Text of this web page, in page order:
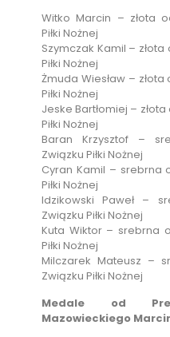
Witko Marcin – złota
Piłki Nożnej
Szymczak Kamil –
Piłki Nożnej
Żmuda Wiesław –
Piłki Nożnej
Jeske Bartłomiej –
Piłki Nożnej
Baran Krzysztof –
Związku Piłki Nożnej
Cyran Kamil – srebrna
Piłki Nożnej
Idzikowski Paweł –
Związku Piłki Nożnej
Kuta Wiktor – srebrna
Piłki Nożnej
Milczarek Mateusz –
Związku Piłki Nożnej
Medale od
Mazowieckiego